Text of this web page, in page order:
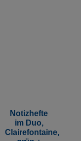
Notizhefte
im Duo,
Clairefontaine,